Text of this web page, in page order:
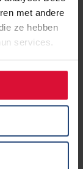
met andere
ze hebben
services.
we nu
deel van de
op 20
één dna-fout